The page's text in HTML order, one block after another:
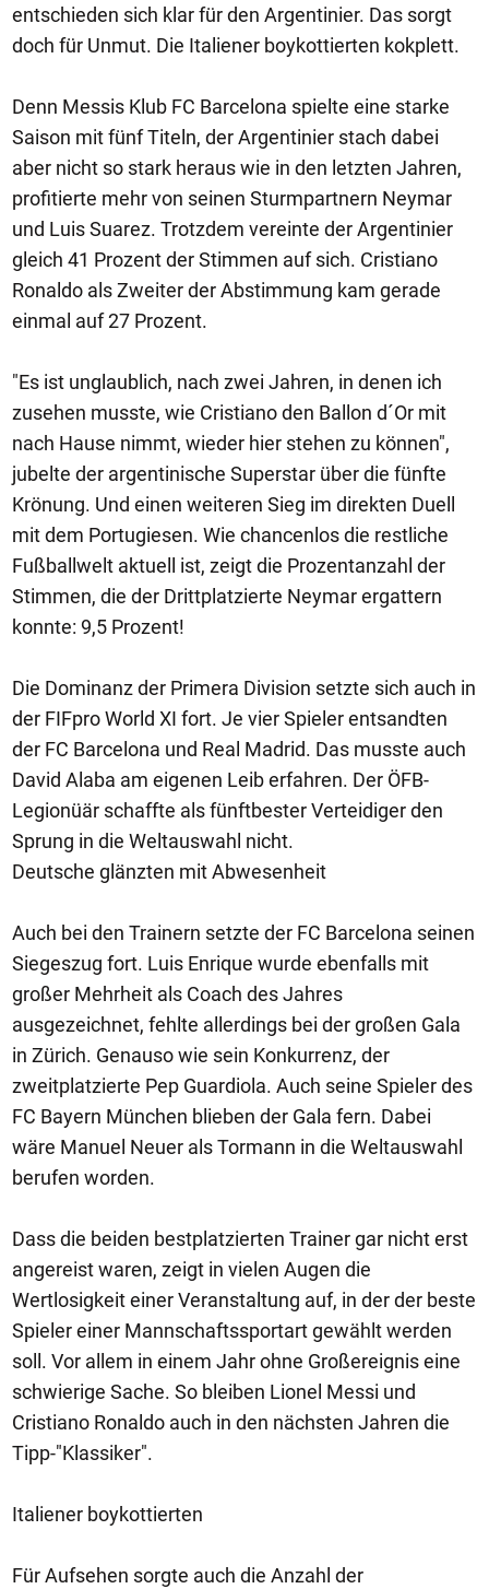
entschieden sich klar für den Argentinier. Das sorgt
doch für Unmut. Die Italiener boykottierten kokplett.
Denn Messis Klub FC Barcelona spielte eine starke
Saison mit fünf Titeln, der Argentinier stach dabei
aber nicht so stark heraus wie in den letzten Jahren,
profitierte mehr von seinen Sturmpartnern Neymar
und Luis Suarez. Trotzdem vereinte der Argentinier
gleich 41 Prozent der Stimmen auf sich. Cristiano
Ronaldo als Zweiter der Abstimmung kam gerade
einmal auf 27 Prozent.
"Es ist unglaublich, nach zwei Jahren, in denen ich
zusehen musste, wie Cristiano den Ballon d´Or mit
nach Hause nimmt, wieder hier stehen zu können",
jubelte der argentinische Superstar über die fünfte
Krönung. Und einen weiteren Sieg im direkten Duell
mit dem Portugiesen. Wie chancenlos die restliche
Fußballwelt aktuell ist, zeigt die Prozentanzahl der
Stimmen, die der Drittplatzierte Neymar ergattern
konnte: 9,5 Prozent!
Die Dominanz der Primera Division setzte sich auch in
der FIFpro World XI fort. Je vier Spieler entsandten
der FC Barcelona und Real Madrid. Das musste auch
David Alaba am eigenen Leib erfahren. Der ÖFB-
Legionüär schaffte als fünftbester Verteidiger den
Sprung in die Weltauswahl nicht.
Deutsche glänzten mit Abwesenheit
Auch bei den Trainern setzte der FC Barcelona seinen
Siegeszug fort. Luis Enrique wurde ebenfalls mit
großer Mehrheit als Coach des Jahres
ausgezeichnet, fehlte allerdings bei der großen Gala
in Zürich. Genauso wie sein Konkurrenz, der
zweitplatzierte Pep Guardiola. Auch seine Spieler des
FC Bayern München blieben der Gala fern. Dabei
wäre Manuel Neuer als Tormann in die Weltauswahl
berufen worden.
Dass die beiden bestplatzierten Trainer gar nicht erst
angereist waren, zeigt in vielen Augen die
Wertlosigkeit einer Veranstaltung auf, in der der beste
Spieler einer Mannschaftssportart gewählt werden
soll. Vor allem in einem Jahr ohne Großereignis eine
schwierige Sache. So bleiben Lionel Messi und
Cristiano Ronaldo auch in den nächsten Jahren die
Tipp-"Klassiker".
Italiener boykottierten
Für Aufsehen sorgte auch die Anzahl der